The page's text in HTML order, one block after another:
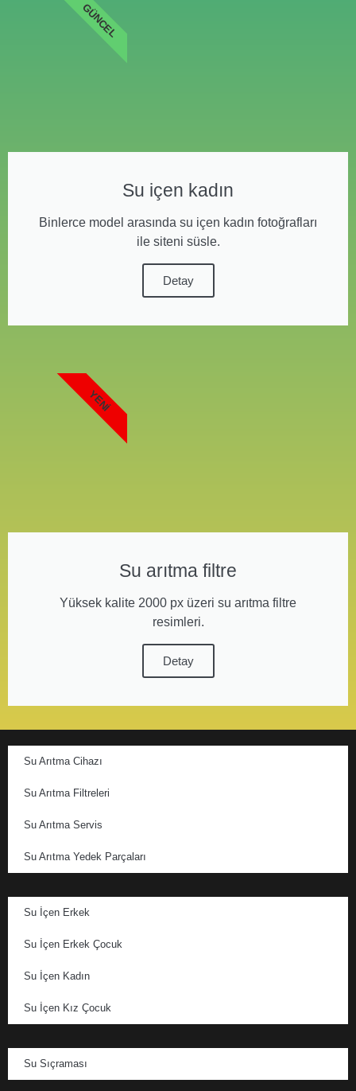
Su içen kadın
Binlerce model arasında su içen kadın fotoğrafları
ile siteni süsle.
Detay
GÜNCEL
Su arıtma filtre
Yüksek kalite 2000 px üzeri su arıtma filtre
resimleri.
Detay
YENI
Su Arıtma Cihazı
Su Arıtma Filtreleri
Su Arıtma Servis
Su Arıtma Yedek Parçaları
Su İçen Erkek
Su İçen Erkek Çocuk
Su İçen Kadın
Su İçen Kız Çocuk
Su Sıçraması